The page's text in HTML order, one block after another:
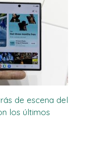
de escena del
los últimos